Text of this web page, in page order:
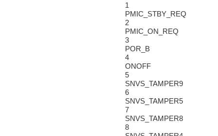
1
PMIC_STBY_REQ
2
PMIC_ON_REQ
3
POR_B
4
ONOFF
5
SNVS_TAMPER9
6
SNVS_TAMPER5
7
SNVS_TAMPER8
8